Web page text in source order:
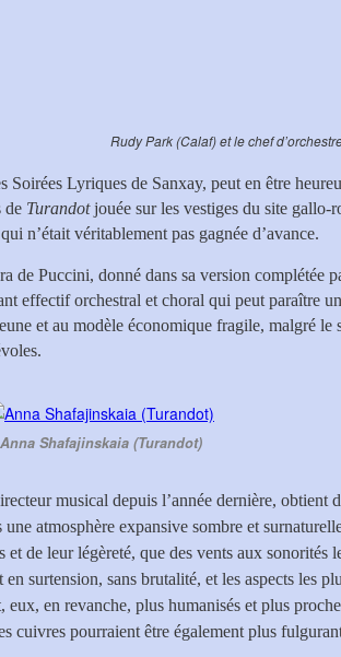
Rudy Park (Calaf) et le chef
Soirées Lyriques de Sanxay, peut en être
de Turandotjouée sur les vestiges du site gallo-
n’était véritablement pas gagnée d’avance.
de Puccini, donné dans sa version complétée
effectif orchestral et choral qui peut paraître
et au modèle économique fragile, malgré le
Anna Shafajinskaia (Turandot)
musical depuis l’année dernière, obtient
atmosphère expansive sombre et
de leur légèreté, que des vents aux sonorités
surtension, sans brutalité, et les aspects les
en revanche, plus humanisés et plus
cuivres pourraient être également plus